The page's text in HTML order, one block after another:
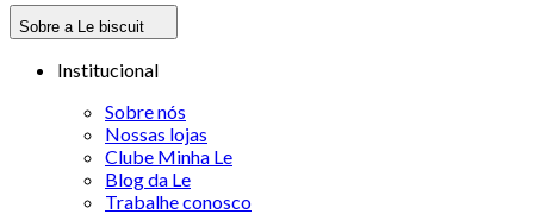
Sobre a Le biscuit
Institucional
Sobre nós
Nossas lojas
Clube Minha Le
Blog da Le
Trabalhe conosco